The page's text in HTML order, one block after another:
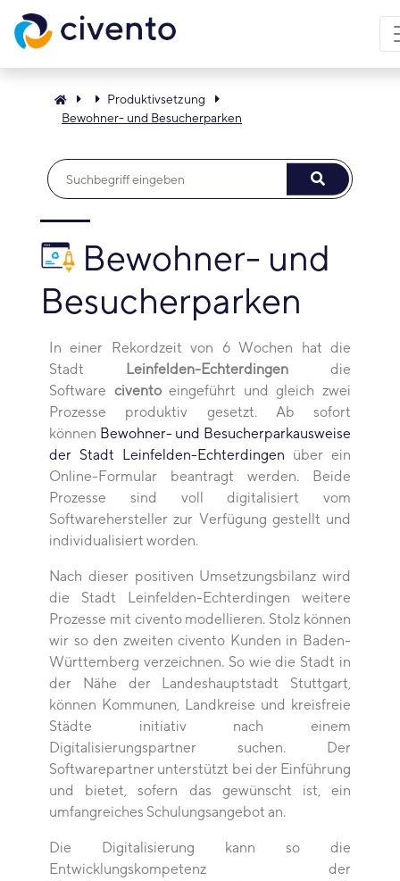
Produktivsetzung
Bewohner- und Besucherparken
Bewohner- und
Besucherparken
In einer Rekordzeit von 6 Wochen hat die
Stadt
Leinfelden-Echterdingen die
Software civentoeingeführt und gleich zwei
Prozesse produktiv gesetzt. Ab sofort
können Bewohner- und Besucherparkausweise
der Stadt Leinfelden-Echterdingen über ein
Online-Formular beantragt werden. Beide
Prozesse sind voll digitalisiert vom
Softwarehersteller zur Verfügung gestellt und
individualisiert worden.
Nach dieser positiven Umsetzungsbilanz wird
die Stadt Leinfelden-Echterdingen weitere
Prozesse mit civento modellieren. Stolz können
wir so den zweiten civento Kunden in Baden-
Württemberg verzeichnen. So wie die Stadt in
der Nähe der Landeshauptstadt Stuttgart,
können Kommunen, Landkreise und kreisfreie
Städte initiativ nach einem
Digitalisierungspartner suchen. Der
Softwarepartner unterstützt bei der Einführung
und bietet, sofern das gewünscht ist, ein
umfangreiches Schulungsangebot an.
Die Digitalisierung kann so die
Entwicklungskompetenz der